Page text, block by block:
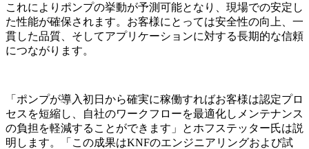
これによりポンプの挙動が予測可能となり、現場での安定し
た性能が確保されます。お客様にとっては安全性の向上、一
貫した品質、そしてアプリケーションに対する長期的な信頼
につながります。
「ポンプが導入初日から確実に稼働すればお客様は認定プロ
セスを短縮し、自社のワークフローを最適化しメンテナンス
の負担を軽減することができます」とホフステッター氏は説
明します。「この成果はKNFのエンジニアリングおよび試